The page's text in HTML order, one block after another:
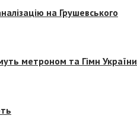
на Грушевського
метроном та Гімн України